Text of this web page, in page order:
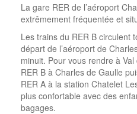
La gare RER de l’aéroport
extrêmement fréquentée et
Les trains du RER B circulent
départ de l’aéroport de
minuit. Pour vous rendre à
RER B à Charles de Gaulle
RER A à la station Chatelet
plus confortable avec des
bagages.